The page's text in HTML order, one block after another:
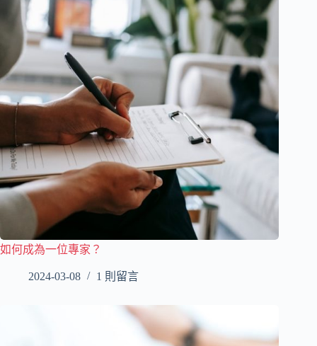
如何成為一位專家？
2024-03-08 1 則留言